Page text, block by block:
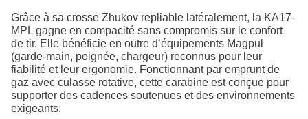
Grâce à sa crosse Zhukov repliable latéralement, la KA17-
MPL gagne en compacité sans compromis sur le confort
de tir. Elle bénéficie en outre d’équipements Magpul
(garde-main, poignée, chargeur) reconnus pour leur
fiabilité et leur ergonomie. Fonctionnant par emprunt de
gaz avec culasse rotative, cette carabine est conçue pour
supporter des cadences soutenues et des environnements
exigeants.